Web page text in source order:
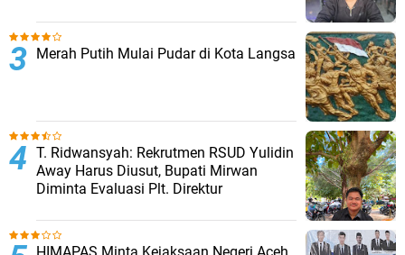
Merah Putih Mulai Pudar di Kota Langsa
T. Ridwansyah: Rekrutmen RSUD Yulidin
Away Harus Diusut, Bupati Mirwan
Diminta Evaluasi Plt. Direktur